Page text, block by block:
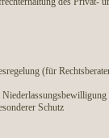
(für
Schutz